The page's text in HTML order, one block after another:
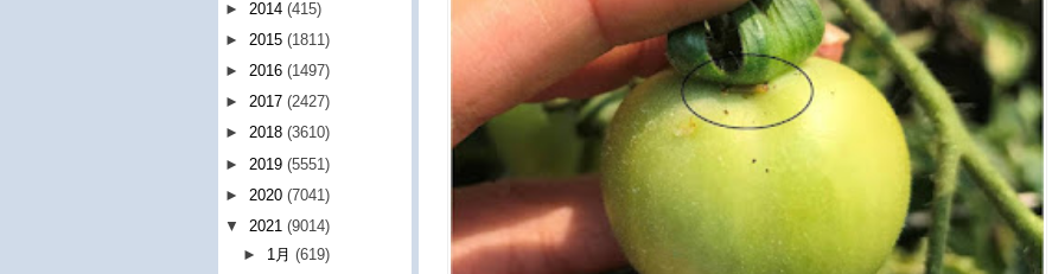
► 2014 (415)
► 2015 (1811)
► 2016 (1497)
► 2017 (2427)
► 2018 (3610)
► 2019 (5551)
► 2020 (7041)
▼ 2021 (9014)
► 1月(619)